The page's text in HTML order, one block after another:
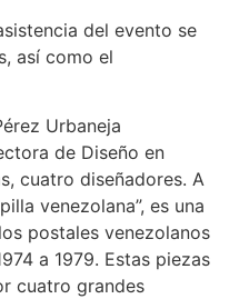
del evento se
así como el
Urbaneja
de Diseño en
cuatro diseñadores. A
venezolana”, es una
postales venezolanos
a 1979. Estas piezas
cuatro grandes